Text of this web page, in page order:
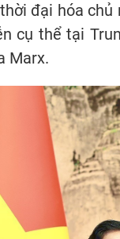
đại hóa
cụ thể tại
Marx.